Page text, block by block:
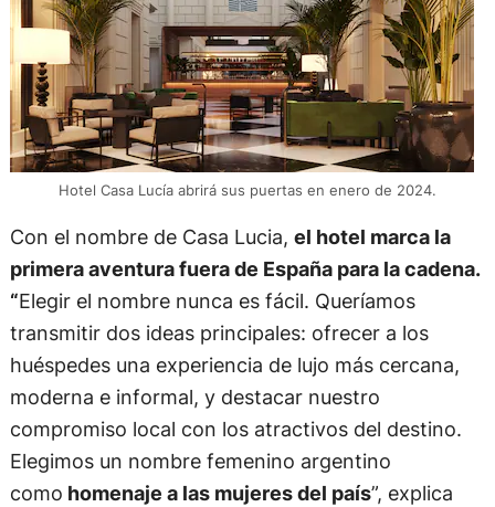
Hotel Casa Lucía abrirá sus puertas en enero de 2024.
Con el nombre de Casa Lucia, el hotel marca la
primera aventura fuera de España para la cadena.
“Elegir el nombre nunca es fácil. Queríamos
transmitir dos ideas principales: ofrecer a los
huéspedes una experiencia de lujo más cercana,
moderna e informal, y destacar nuestro
compromiso local con los atractivos del destino.
Elegimos un nombre femenino argentino
como homenaje a las mujeres del país”, explica